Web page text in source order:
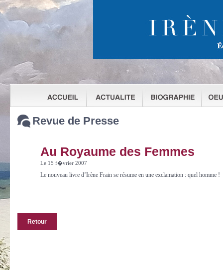
Revue de Presse
Au Royaume des Femmes
Le 15 f�vrier 2007
Le nouveau livre d’Irène Frain se résume en une exclamation : quel homme !
Retour